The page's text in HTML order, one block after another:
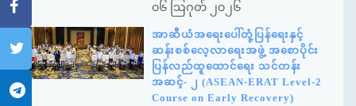
၀၆ ဩဂုတ် ၂၀၂၆
အာဆီယံအရေးပေါ်တုံ့ပြန်ရေးနှင့်
ဆန်းစစ်လေ့လာရေးအဖွဲ့ အစောပိုင်း
ပြန်လည်ထူထောင်ရေး သင်တန်း
အဆင့်- ၂ (ASEAN-ERAT Level-2
Course on Early Recovery)